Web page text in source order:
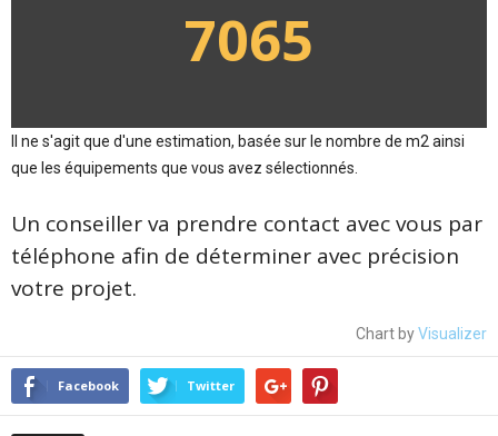
7065
Il ne s'agit que d'une estimation, basée sur le nombre de m2 ainsi
que les équipements que vous avez sélectionnés.
Un conseiller va prendre contact avec vous par
téléphone afin de déterminer avec précision
votre projet.
Chart byVisualizer
Facebook Twitter